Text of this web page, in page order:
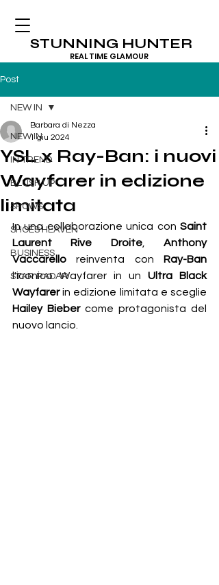
STUNNING HUNTER
REAL TIME GLAMOUR
Post
NEW IN
IN TREND
BLUSH UP
SHOWS
SHOES HEAVEN
BUSINESS
STAR RADAR
NEW IN
YSL x Ray-Ban: i nuovi
Wayfarer in edizione
limitata
Barbara di Nezza
1 giu 2024
In una collaborazione unica con Saint
Laurent Rive Droite, Anthony
Vaccarello reinventa con Ray-Ban
l'iconico Wayfarer in un Ultra Black
Wayfarer
Hailey Bieber come protagonista del
nuovo lancio.